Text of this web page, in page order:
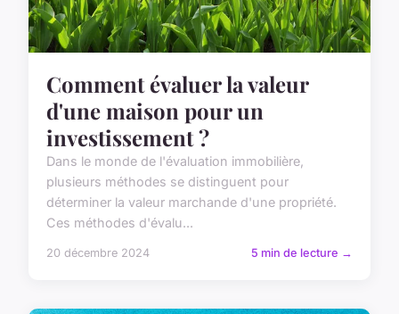
Comment évaluer la valeur
d'une maison pour un
investissement ?
Dans le monde de l'évaluation immobilière,
plusieurs méthodes se distinguent pour
déterminer la valeur marchande d'une propriété.
Ces méthodes d'évalu...
20 décembre 2024 5 min de lecture →